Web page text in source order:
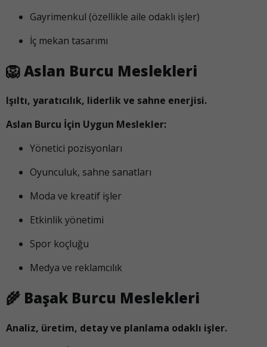
Gayrimenkul (özellikle aile odaklı işler)
İç mekan tasarımı
🦁Aslan Burcu Meslekleri
Işıltı, yaratıcılık, liderlik ve sahne enerjisi.
Aslan Burcu İçin Uygun Meslekler:
Yönetici pozisyonları
Oyunculuk, sahne sanatları
Moda ve kreatif işler
Etkinlik yönetimi
Spor koçluğu
Medya ve reklamcılık
🌾 Başak Burcu Meslekleri
Analiz, üretim, detay ve planlama odaklı işler.